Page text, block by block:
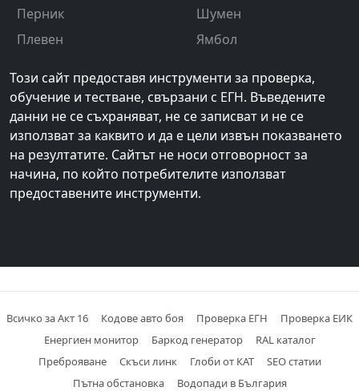
Перник
Плевен
Шумен
Ямбол
Този сайт предоставя инструменти за проверка,
обучение и тестване, свързани с ЕГН. Въведените
данни не се съхраняват, не се записват и не се
използват за каквито и да е цели извън показването
на резултатите. Сайтът не носи отговорност за
начина, по който потребителите използват
предоставените инструменти.
Всичко за Акт 16 Кодове авто боя Проверка ЕГН
Проверка ЕИК
Енергиен монитор
Баркод генератор
RAL каталог
Преброяване
Скъси линк Глоби от КАТ
SEO статии
Пътна обстановка
Водопади в България